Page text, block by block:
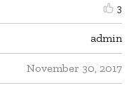
3
admin
November 30, 2017